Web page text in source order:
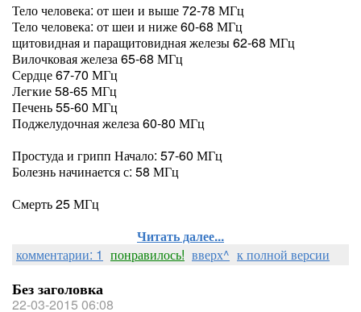
Тело человека: от шеи и выше 72-78 МГц
Тело человека: от шеи и ниже 60-68 МГц
щитовидная и паращитовидная железы 62-68 МГц
Вилочковая железа 65-68 МГц
Сердце 67-70 МГц
Легкие 58-65 МГц
Печень 55-60 МГц
Поджелудочная железа 60-80 МГц
Простуда и грипп Начало: 57-60 МГц
Болезнь начинается с: 58 МГц
Смерть 25 МГц
Читать далее...
комментарии: 1 понравилось! вверх^ к полной версии
Без заголовка
22-03-2015 06:08